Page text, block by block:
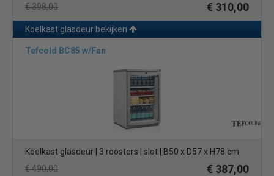
€ 398,00
€ 310,00
Koelkast glasdeur bekijken
Tefcold BC85 w/Fan
Koelkast glasdeur | 3 roosters | slot | B50 x D57 x H78 cm
€ 490,00
€ 387,00